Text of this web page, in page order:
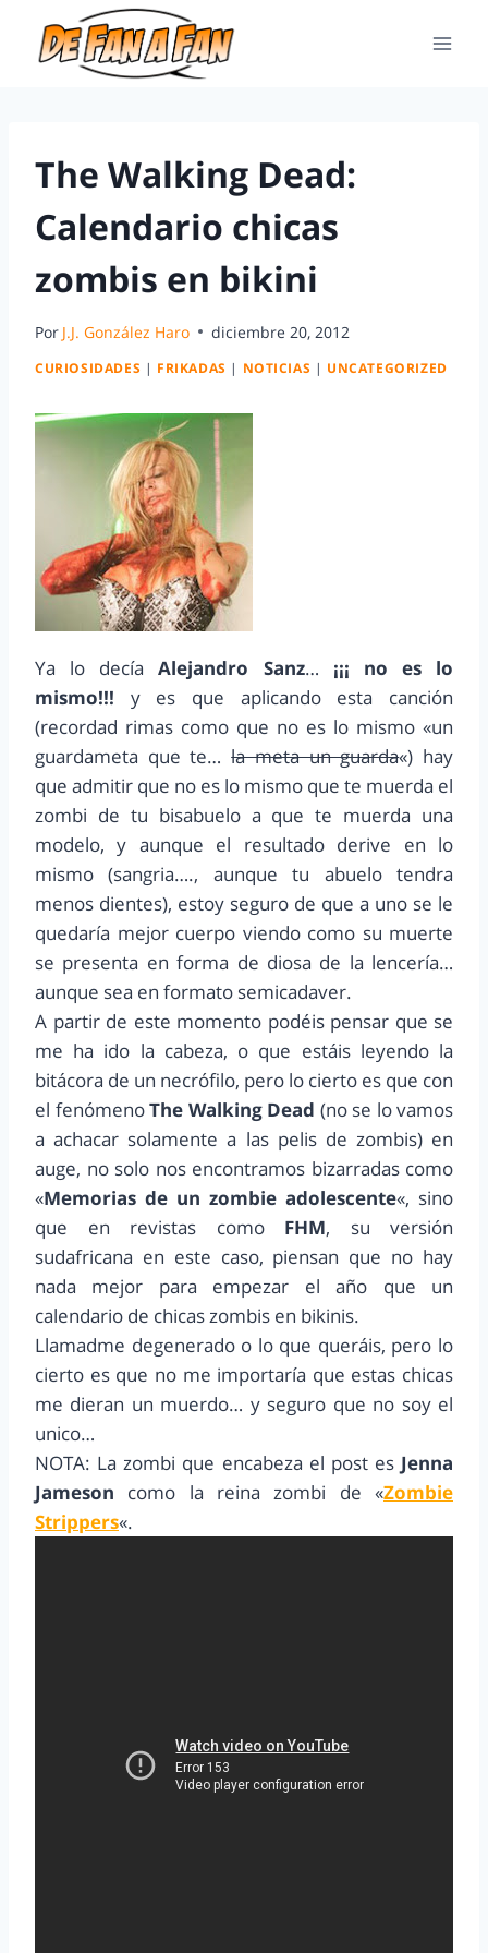
The Walking Dead:
Calendario chicas
zombis en bikini
Por J.J. González Haro diciembre 20, 2012
CURIOSIDADES | FRIKADAS | NOTICIAS | UNCATEGORIZED
Ya lo decíaAlejandro Sanz… ¡¡¡ no es lo
mismo!!! y es que aplicando esta canción
(recordad rimas como que no es lo mismo «un
guardameta que te…la meta un guarda«) hay
que admitir que no es lo mismo que te muerda el
zombi de tu bisabuelo a que te muerda una
modelo, y aunque el resultado derive en lo
mismo (sangria…., aunque tu abuelo tendra
menos dientes), estoy seguro de que a uno se le
quedaría mejor cuerpo viendo como su muerte
se presenta en forma de diosa de la lencería…
aunque sea en formato semicadaver.
A partir de este momento podéis pensar que se
me ha ido la cabeza, o que estáis leyendo la
bitácora de un necrófilo, pero lo cierto es que con
el fenómenoThe Walking Dead (no se lo vamos
a achacar solamente a las pelis de zombis) en
auge, no solo nos encontramos bizarradas como
«Memorias de un zombie adolescente«, sino
que en revistas como FHM, su versión
sudafricana en este caso, piensan que no hay
nada mejor para empezar el año que un
calendario de chicas zombis en bikinis.
Llamadme degenerado o lo que queráis, pero lo
cierto es que no me importaría que estas chicas
me dieran un muerdo… y seguro que no soy el
unico…
NOTA: La zombi que encabeza el post es Jenna
Jameson como la reina zombi de «Zombie
Strippers«.